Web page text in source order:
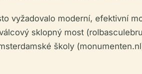
vyžadovalo moderní, efektivní
sklopný most
školy